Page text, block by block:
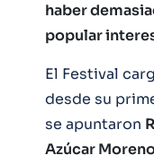
haber
popular
El Festival
desde su
se apuntaron
Azúcar